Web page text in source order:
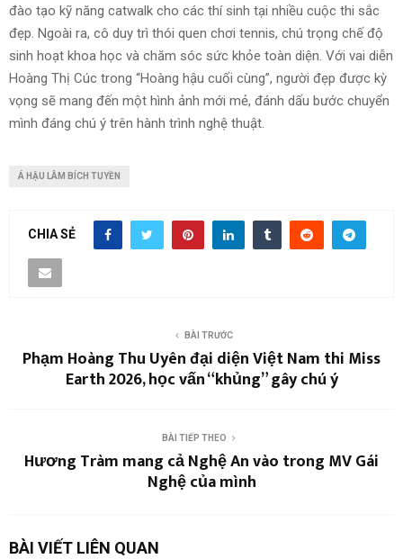
đào tạo kỹ năng catwalk cho các thí sinh tại nhiều cuộc thi sắc
đẹp. Ngoài ra, cô duy trì thói quen chơi tennis, chú trọng chế độ
sinh hoạt khoa học và chăm sóc sức khỏe toàn diện. Với vai diễn
Hoàng Thị Cúc trong “Hoàng hậu cuối cùng”, người đẹp được kỳ
vọng sẽ mang đến một hình ảnh mới mẻ, đánh dấu bước chuyển
mình đáng chú ý trên hành trình nghệ thuật.
Á HẬU LÂM BÍCH TUYỀN
CHIA SẺ
BÀI TRƯỚC
Phạm Hoàng Thu Uyên đại diện Việt Nam thi Miss
Earth 2026, học vấn “khủng” gây chú ý
BÀI TIẾP THEO
Hương Tràm mang cả Nghệ An vào trong MV Gái
Nghệ của mình
BÀI VIẾT LIÊN QUAN